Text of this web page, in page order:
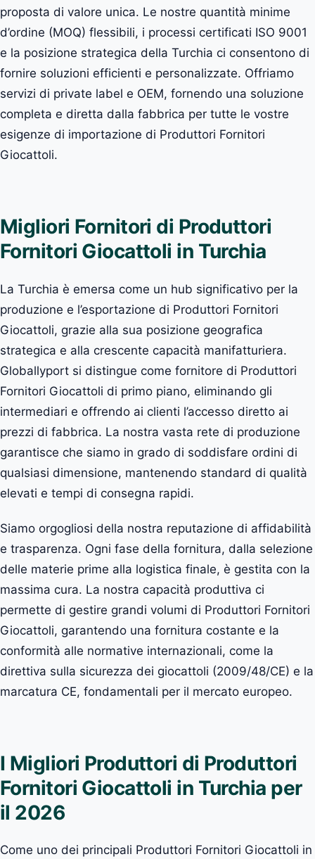
proposta di valore unica. Le nostre quantità minime
d’ordine (MOQ) flessibili, i processi certificati ISO 9001
e la posizione strategica della Turchia ci consentono di
fornire soluzioni efficienti e personalizzate. Offriamo
servizi di private label e OEM, fornendo una soluzione
completa e diretta dalla fabbrica per tutte le vostre
esigenze di importazione di Produttori Fornitori
Giocattoli.
Migliori Fornitori di Produttori
Fornitori Giocattoli in Turchia
La Turchia è emersa come un hub significativo per la
produzione e l’esportazione di Produttori Fornitori
Giocattoli, grazie alla sua posizione geografica
strategica e alla crescente capacità manifatturiera.
Globallyport si distingue come fornitore di Produttori
Fornitori Giocattoli di primo piano, eliminando gli
intermediari e offrendo ai clienti l’accesso diretto ai
prezzi di fabbrica. La nostra vasta rete di produzione
garantisce che siamo in grado di soddisfare ordini di
qualsiasi dimensione, mantenendo standard di qualità
elevati e tempi di consegna rapidi.
Siamo orgogliosi della nostra reputazione di affidabilità
e trasparenza. Ogni fase della fornitura, dalla selezione
delle materie prime alla logistica finale, è gestita con la
massima cura. La nostra capacità produttiva ci
permette di gestire grandi volumi di Produttori Fornitori
Giocattoli, garantendo una fornitura costante e la
conformità alle normative internazionali, come la
direttiva sulla sicurezza dei giocattoli (2009/48/CE) e la
marcatura CE, fondamentali per il mercato europeo.
I Migliori Produttori di Produttori
Fornitori Giocattoli in Turchia per
il 2026
Come uno dei principali Produttori Fornitori Giocattoli in